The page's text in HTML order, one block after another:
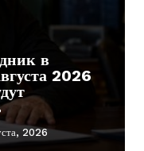
в
2026
2026